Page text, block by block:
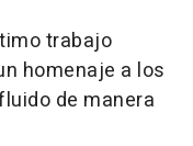
trabajo
homenaje a los
de manera